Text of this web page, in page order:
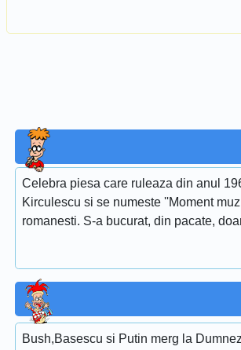
Celebra piesa care ruleaza din anul
Kirculescu si se numeste ''Moment
romanesti. S-a bucurat, din pacate,
Bush,Basescu si Putin merg la